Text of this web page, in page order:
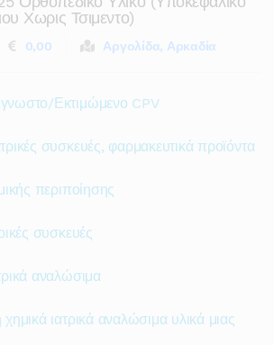
Χωρις Τσιμεντο)
0,00 Αργολίδα, Αρκαδία
Εκτιμώμενο CPV
συσκευές, φαρμακευτικά προϊόντα
περιποίησης
συσκευές
αναλώσιμα
ιατρικά αναλώσιμα υλικά μιας